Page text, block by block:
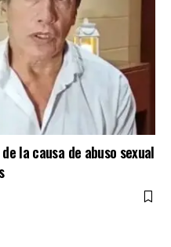
la causa de abuso sexual